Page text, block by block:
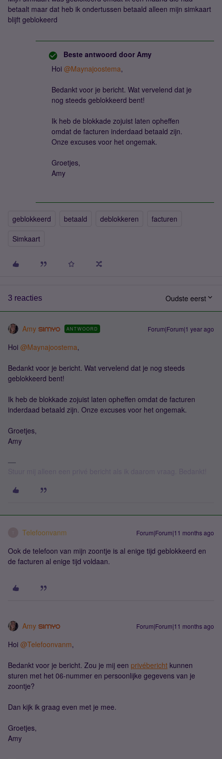
betaalt maar dat heb ik ondertussen betaald alleen mijn simkaart
blijft geblokeerd
Beste antwoord door Amy
Hoi ​ @Maynajoostema,
Bedankt voor je bericht. Wat vervelend dat je
nog steeds geblokkeerd bent!
Ik heb de blokkade zojuist laten opheffen
omdat de facturen inderdaad betaald zijn.
Onze excuses voor het ongemak.
Groetjes,
Amy
geblokkeerd betaald deblokkeren
facturen
Simkaart
3 reacties Oudste eerst
Amy ANTWOORD Forum|Forum|1 year ago
Hoi ​ @Maynajoostema,
Bedankt voor je bericht. Wat vervelend dat je nog steeds
geblokkeerd bent!
Ik heb de blokkade zojuist laten opheffen omdat de facturen
inderdaad betaald zijn. Onze excuses voor het ongemak.
Groetjes,
Amy
Telefoonvanm Forum|Forum|11 months ago
Ook de telefoon van mijn zoontje is al enige tijd geblokkeerd en
de facturen al enige tijd voldaan.
Amy Forum|Forum|11 months ago
Hoi ​ @Telefoonvanm,
Bedankt voor je bericht. Zou je mij een privébericht kunnen
sturen met het 06-nummer en persoonlijke gegevens van je
zoontje?
Dan kijk ik graag even met je mee.
Groetjes,
Amy